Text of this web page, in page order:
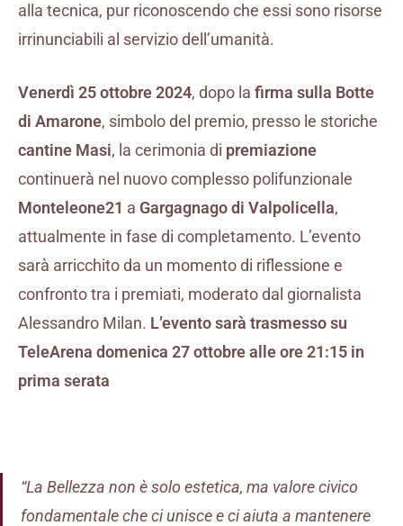
alla tecnica, pur riconoscendo che essi sono risorse
irrinunciabili al servizio dell’umanità.
Venerdì 25 ottobre 2024, dopo la firma sulla Botte
di Amarone, simbolo del premio, presso le storiche
cantine Masi, la cerimonia di premiazione
continuerà nel nuovo complesso polifunzionale
Monteleone21 a Gargagnago di Valpolicella,
attualmente in fase di completamento. L’evento
sarà arricchito da un momento di riflessione e
confronto tra i premiati, moderato dal giornalista
Alessandro Milan. L’evento sarà trasmesso su
TeleArena domenica 27 ottobre alle ore 21:15 in
prima serata
“La Bellezza non è solo estetica, ma valore civico
fondamentale che ci unisce e ci aiuta a mantenere